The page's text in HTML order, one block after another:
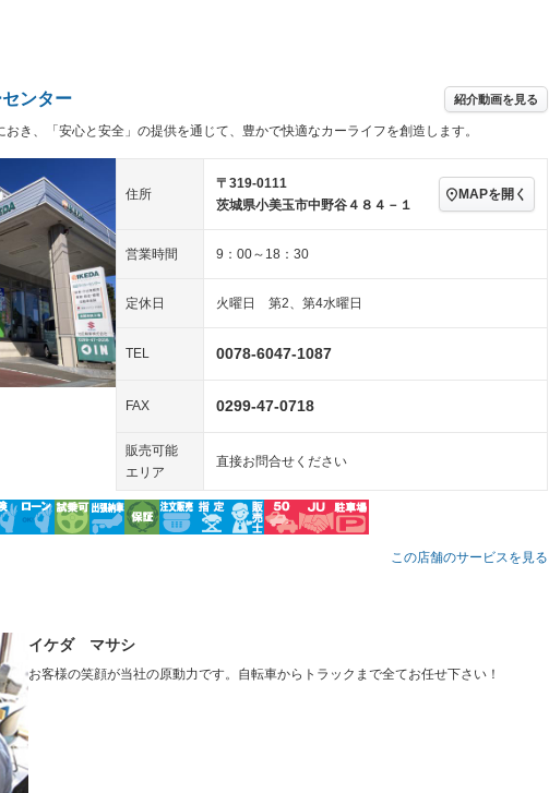
ール
－ 100V電源 センターデフロック
装備略号／用語解説
ェンジャー
－ 革シート キーレス
－ HID(キセノンライト) － ポータブルナビ バックカメラ
エアロ スマートキー ローダウン
－ パワーシート 3列シート ベンチシート
－ チップアップシート オットマン
－ ウォークスルー 後席モニター
－ シートエアコン
－ エアサスペンション
ンター 紹介動画を見る
き、「安心と安全」の提供を通じて、豊かで快適なカーライフを創造します。
住所
〒319-0111
茨城県小美玉市中野谷４８４－１
MAPを開く
営業時間 9：00～18：30
定休日 火曜日 第2、第4水曜日
TEL 0078-6047-1087
FAX 0299-47-0718
販売可能
エリア
直接お問合せください
この店舗のサービスを見る
イケダ マサシ
お客様の笑顔が当社の原動力です。自転車からトラックまで全てお任せ下さい！